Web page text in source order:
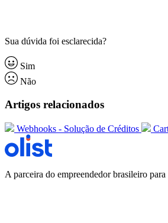
Sua dúvida foi esclarecida?
Sim
Não
Artigos relacionados
Webhooks - Solução de Créditos
A parceira do empreendedor brasileiro